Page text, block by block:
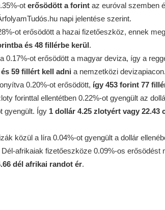
ot erősödött a forintaz euróval szemben
napi jelentése szerint.
ot erősödött a hazai fizetőeszköz, ennek
és 48 fillérbe kerül.
0.17%-ot erősödött a magyar deviza, így a
59 fillért kell adni a nemzetközi devizapiacon.
0.20%-ot erősödött, így 453 forint 77
forinttal ellentétben 0.22%-ot gyengült az
gyengült. Így 1 dollár 4.25 zlotyért vagy 22.43
közül a líra 0.04%-ot gyengült a dollár
afrikaiak fizetőeszköze 0.09%-os erősödést
dél afrikai randot ér.